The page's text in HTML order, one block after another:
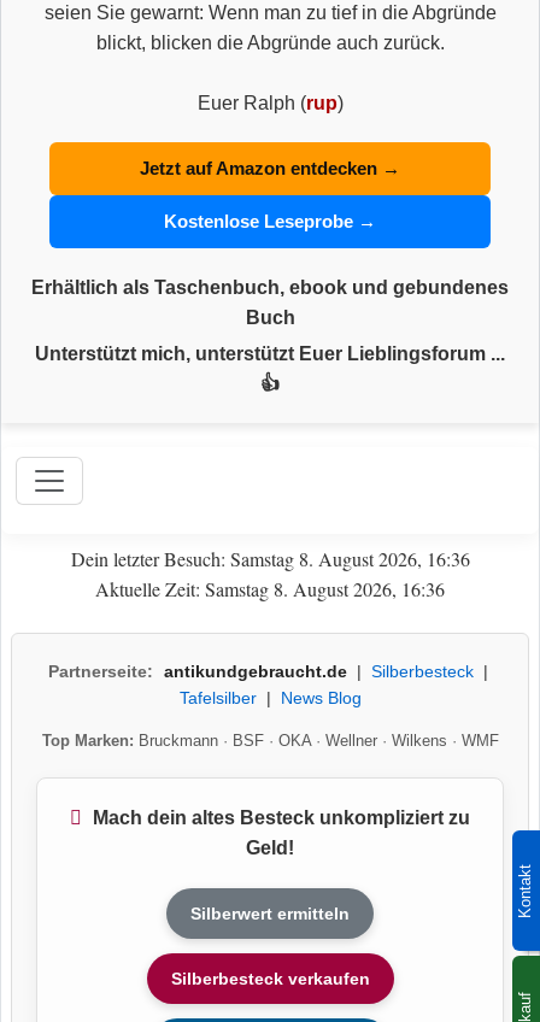
Kontakt
seien Sie gewarnt: Wenn man zu tief in die Abgründe
blickt, blicken die Abgründe auch zurück.
Euer Ralph (rup)
Jetzt auf Amazon entdecken →
Kostenlose Leseprobe →
Erhältlich als Taschenbuch, ebook und gebundenes
Buch
Unterstützt mich, unterstützt Euer Lieblingsforum ...
👍
Dein letzter Besuch: Samstag 8. August 2026, 16:36
Aktuelle Zeit: Samstag 8. August 2026, 16:36
Partnerseite: antikundgebraucht.de| Silberbesteck|
Tafelsilber| News Blog
Top Marken: Bruckmann· BSF· OKA· Wellner· Wilkens · WMF
Mach dein altes Besteck unkompliziert zu
Geld!
Silberwert ermitteln
Silberbesteck verkaufen